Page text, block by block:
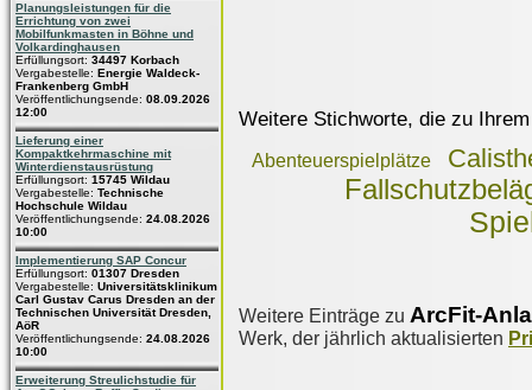
Planungsleistungen für die
Errichtung von zwei
Mobilfunkmasten in Böhne und
Volkardinghausen
Erfüllungsort: 34497 Korbach
Vergabestelle: Energie Waldeck-
Frankenberg GmbH
Veröffentlichungsende: 08.09.2026
12:00
Lieferung einer
Kompaktkehrmaschine mit
Winterdienstausrüstung
Erfüllungsort: 15745 Wildau
Vergabestelle: Technische
Hochschule Wildau
Veröffentlichungsende: 24.08.2026
10:00
Implementierung SAP Concur
Erfüllungsort: 01307 Dresden
Vergabestelle: Universitätsklinikum
Carl Gustav Carus Dresden an der
Technischen Universität Dresden,
AöR
Veröffentlichungsende: 24.08.2026
10:00
Erweiterung Streulichstudie für
Weitere Stichworte, die zu
Abenteuerspielplätze
Weitere Einträge zu ArcFit-
Werk, der jährlich aktualisierten